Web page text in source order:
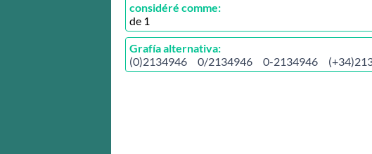
considéré comme:
de 1
Grafía alternativa:
(0)2134946
0/2134946 0-2134946